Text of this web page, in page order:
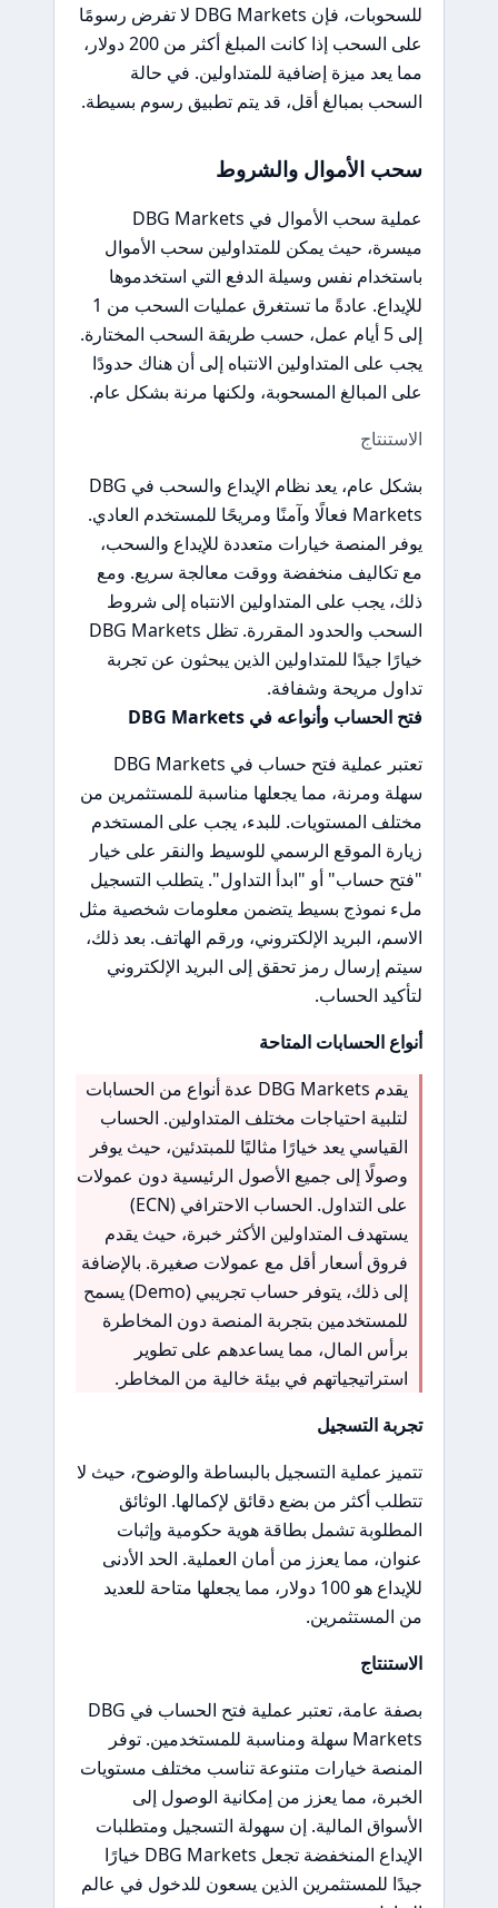
للسحوبات، فإن DBG Markets لا تفرض رسومًا
على السحب إذا كانت المبلغ أكثر من 200 دولار،
مما يعد ميزة إضافية للمتداولين. في حالة
السحب بمبالغ أقل، قد يتم تطبيق رسوم بسيطة.
سحب الأموال والشروط
عملية سحب الأموال في DBG Markets
ميسرة، حيث يمكن للمتداولين سحب الأموال
باستخدام نفس وسيلة الدفع التي استخدموها
للإيداع. عادةً ما تستغرق عمليات السحب من 1
إلى 5 أيام عمل، حسب طريقة السحب المختارة.
يجب على المتداولين الانتباه إلى أن هناك حدودًا
على المبالغ المسحوبة، ولكنها مرنة بشكل عام.
الاستنتاج
بشكل عام، يعد نظام الإيداع والسحب في DBG
Markets فعالًا وآمنًا ومريحًا للمستخدم العادي.
يوفر المنصة خيارات متعددة للإيداع والسحب،
مع تكاليف منخفضة ووقت معالجة سريع. ومع
ذلك، يجب على المتداولين الانتباه إلى شروط
السحب والحدود المقررة. تظل DBG Markets
خيارًا جيدًا للمتداولين الذين يبحثون عن تجربة
تداول مريحة وشفافة.
فتح الحساب وأنواعه في DBG Markets
تعتبر عملية فتح حساب في DBG Markets
سهلة ومرنة، مما يجعلها مناسبة للمستثمرين من
مختلف المستويات. للبدء، يجب على المستخدم
زيارة الموقع الرسمي للوسيط والنقر على خيار
"فتح حساب" أو "ابدأ التداول". يتطلب التسجيل
ملء نموذج بسيط يتضمن معلومات شخصية مثل
الاسم، البريد الإلكتروني، ورقم الهاتف. بعد ذلك،
سيتم إرسال رمز تحقق إلى البريد الإلكتروني
لتأكيد الحساب.
أنواع الحسابات المتاحة
يقدم DBG Markets عدة أنواع من الحسابات
لتلبية احتياجات مختلف المتداولين. الحساب
القياسي يعد خيارًا مثاليًا للمبتدئين، حيث يوفر
وصولًا إلى جميع الأصول الرئيسية دون عمولات
على التداول. الحساب الاحترافي (ECN)
يستهدف المتداولين الأكثر خبرة، حيث يقدم
فروق أسعار أقل مع عمولات صغيرة. بالإضافة
إلى ذلك، يتوفر حساب تجريبي (Demo) يسمح
للمستخدمين بتجربة المنصة دون المخاطرة
برأس المال، مما يساعدهم على تطوير
استراتيجياتهم في بيئة خالية من المخاطر.
تجربة التسجيل
تتميز عملية التسجيل بالبساطة والوضوح، حيث لا
تتطلب أكثر من بضع دقائق لإكمالها. الوثائق
المطلوبة تشمل بطاقة هوية حكومية وإثبات
عنوان، مما يعزز من أمان العملية. الحد الأدنى
للإيداع هو 100 دولار، مما يجعلها متاحة للعديد
من المستثمرين.
الاستنتاج
بصفة عامة، تعتبر عملية فتح الحساب في DBG
Markets سهلة ومناسبة للمستخدمين. توفر
المنصة خيارات متنوعة تناسب مختلف مستويات
الخبرة، مما يعزز من إمكانية الوصول إلى
الأسواق المالية. إن سهولة التسجيل ومتطلبات
الإيداع المنخفضة تجعل DBG Markets خيارًا
جيدًا للمستثمرين الذين يسعون للدخول في عالم